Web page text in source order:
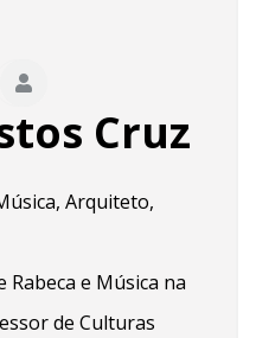
Cruz
Arquiteto,
e Música na
de Culturas